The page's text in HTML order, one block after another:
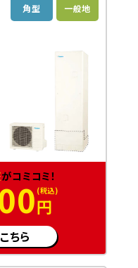
角型 一般地
がコミコミ！
円
ちら